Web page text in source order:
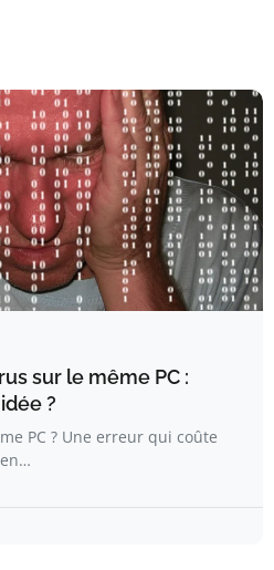
sur le même PC :
?
PC ? Une erreur qui coûte